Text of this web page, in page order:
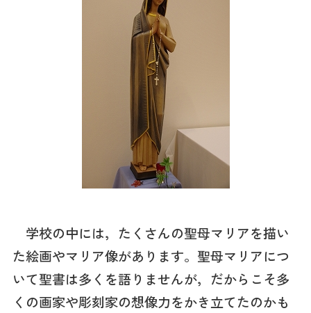
学校の中には，たくさんの聖母マリアを描い
た絵画やマリア像があります。聖母マリアにつ
いて聖書は多くを語りませんが，だからこそ多
くの画家や彫刻家の想像力をかき立てたのかも